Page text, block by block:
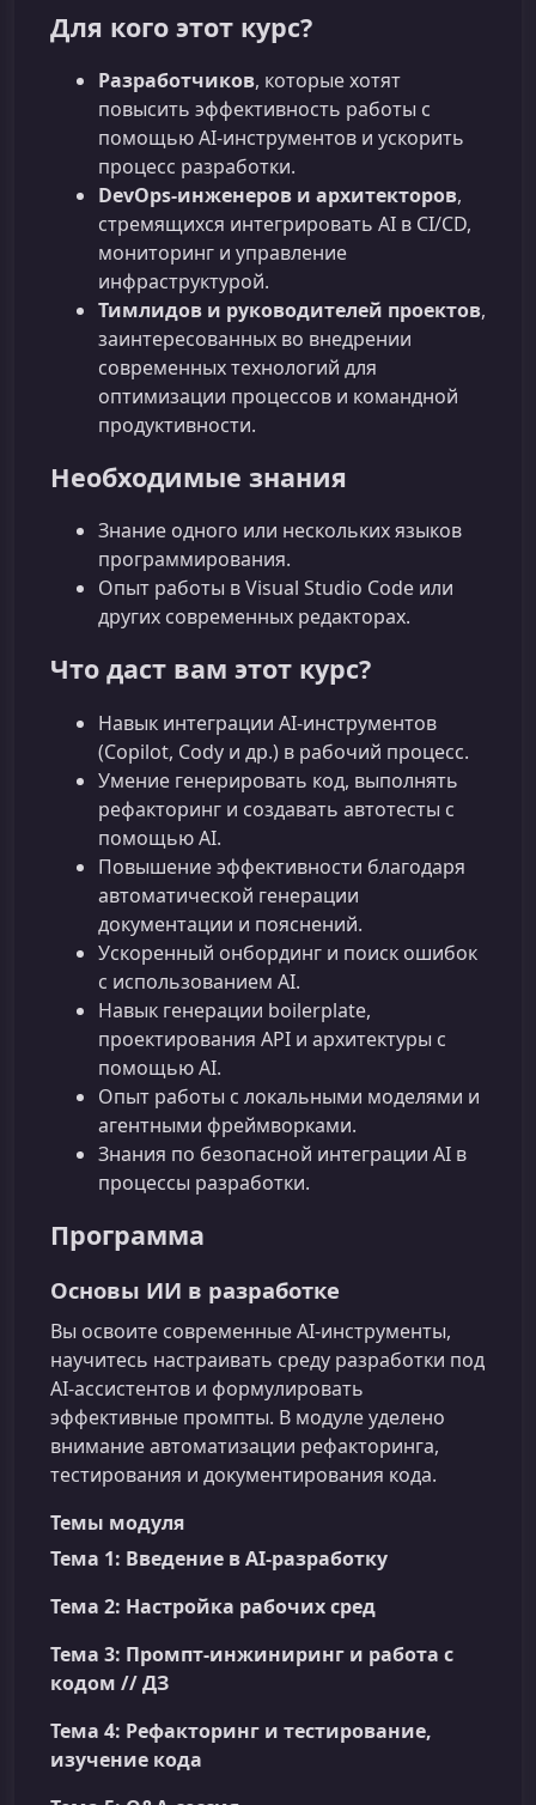
Для кого этот курс?
Разработчиков, которые хотят
повысить эффективность работы с
помощью AI-инструментов и ускорить
процесс разработки.
DevOps‑инженеров и архитекторов,
стремящихся интегрировать AI в CI/CD,
мониторинг и управление
инфраструктурой.
Тимлидов и руководителей проектов,
заинтересованных во внедрении
современных технологий для
оптимизации процессов и командной
продуктивности.
Необходимые знания
Знание одного или нескольких языков
программирования.
Опыт работы в Visual Studio Code или
других современных редакторах.
Что даст вам этот курс?
Навык интеграции AI-инструментов
(Copilot, Cody и др.) в рабочий процесс.
Умение генерировать код, выполнять
рефакторинг и создавать автотесты с
помощью AI.
Повышение эффективности благодаря
автоматической генерации
документации и пояснений.
Ускоренный онбординг и поиск ошибок
с использованием AI.
Навык генерации boilerplate,
проектирования API и архитектуры с
помощью AI.
Опыт работы с локальными моделями и
агентными фреймворками.
Знания по безопасной интеграции AI в
процессы разработки.
Программа
Основы ИИ в разработке
Вы освоите современные AI-инструменты,
научитесь настраивать среду разработки под
AI-ассистентов и формулировать
эффективные промпты. В модуле уделено
внимание автоматизации рефакторинга,
тестирования и документирования кода.
Темы модуля
Тема 1: Введение в AI-разработку
Тема 2: Настройка рабочих сред
Тема 3: Промпт-инжиниринг и работа с
кодом // ДЗ
Тема 4: Рефакторинг и тестирование,
изучение кода